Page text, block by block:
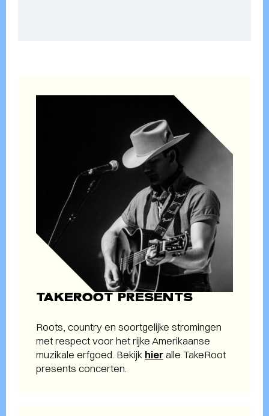
TAKEROOT PRESENTS
Roots, country en soortgelijke stromingen
met respect voor het rijke Amerikaanse
muzikale erfgoed. Bekijk hieralle TakeRoot
presents concerten.